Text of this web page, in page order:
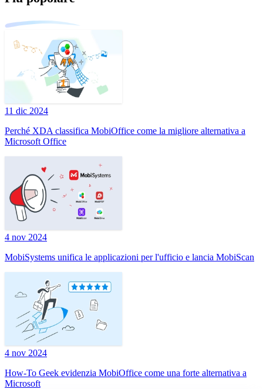
11 dic 2024
Perché XDA classifica MobiOffice come la migliore alternativa a
Microsoft Office
4 nov 2024
MobiSystems unifica le applicazioni per l'ufficio e lancia MobiScan
4 nov 2024
How-To Geek evidenzia MobiOffice come una forte alternativa a
Microsoft